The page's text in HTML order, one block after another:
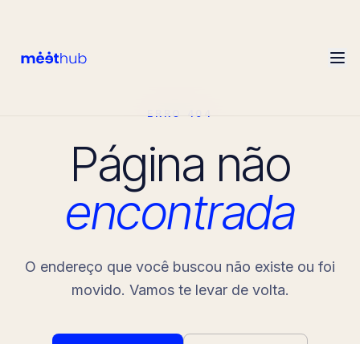
ERRO 404
Página não
encontrada
O endereço que você buscou não existe ou foi
movido. Vamos te levar de volta.